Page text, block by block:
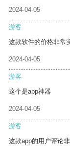
2024-04-05
游客
这款软件的价格非常
2024-04-05
游客
这个是app神器
2024-04-05
游客
这款app的用户评论